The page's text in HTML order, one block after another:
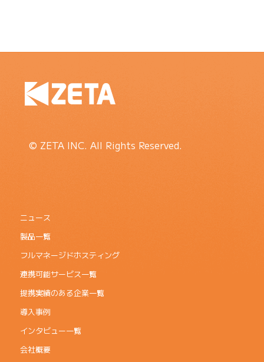
© ZETA INC. All Rights Reserved.
ニュース
製品一覧
フルマネージドホスティング
連携可能サービス一覧
提携実績のある企業一覧
導入事例
インタビュー一覧
会社概要